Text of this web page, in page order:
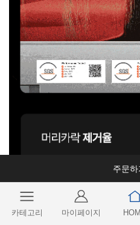
주문하
렌탈기간
카테고리
마이페이지